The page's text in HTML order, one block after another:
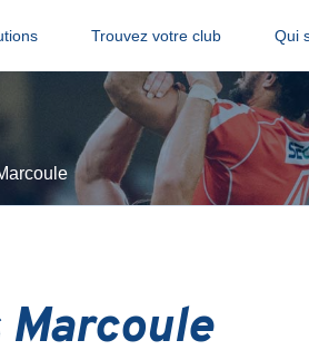
Trouvez votre club Qui
Marcoule